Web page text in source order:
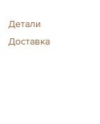
Детали
Доставка